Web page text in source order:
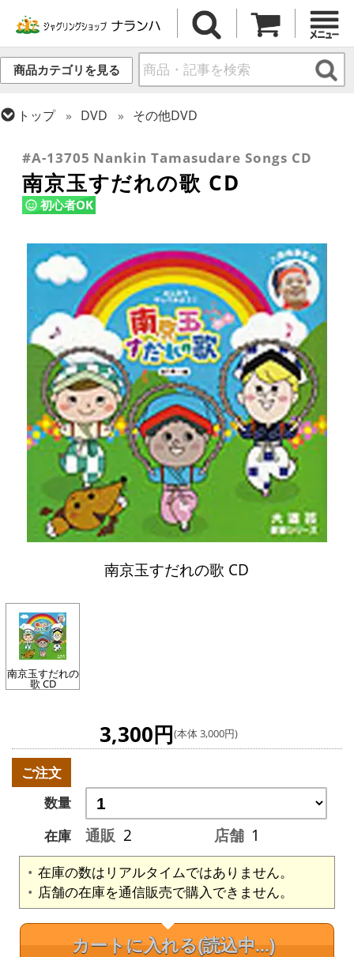
商品カテゴリを見る
トップ DVD
その他DVD
#A-13705 Nankin Tamasudare Songs CD
南京玉すだれの歌 CD
初心者OK
南京玉すだれの歌 CD
南京玉すだれの
歌 CD
3,300円(本体 3,000円)
ご注文
数量
在庫
通販 2 店舗 1
在庫の数はリアルタイムではありません。
店舗の在庫を通信販売で購入できません。
カートに入れる(読込中...)